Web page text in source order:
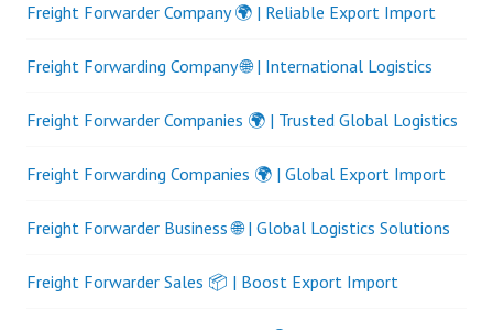
Freight Forwarder Company 🌍 | Reliable Export Import
Freight Forwarding Company 🌐 | International Logistics
Freight Forwarder Companies 🌍 | Trusted Global Logistics
Freight Forwarding Companies 🌍 | Global Export Import
Freight Forwarder Business 🌐 | Global Logistics Solutions
Freight Forwarder Sales 📦 | Boost Export Import